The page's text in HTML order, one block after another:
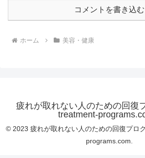
コメントを書き込む
ホーム 美容・健康
疲れが取れない人のための回復
treatment-
© 2023 疲れが取れない人のための回復プロ
programs.com.